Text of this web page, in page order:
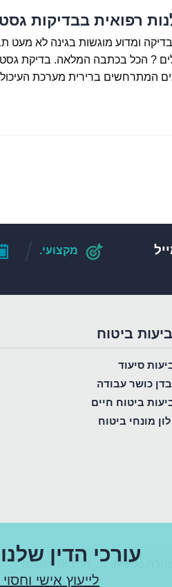
רפואית בבדיקות
ומדוע מוגשות בגינה לא מעט
? הכל בכתבה המלאה. בדיקת
המתרחשים ברירית מערכת
מקצועי.
ביטוח
סיעוד
כושר עבודה
ביטוח חיים
מונחי ביטוח
נגישות מדיניות פרטיות
עורכי הדין
לייעוץ אישי